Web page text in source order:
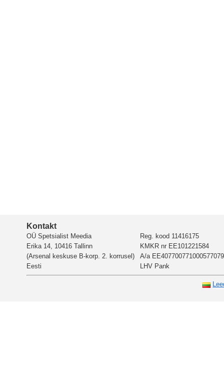
Kontakt
OÜ Spetsialist Meedia
Erika 14, 10416 Tallinn
(Arsenal keskuse B-korp. 2. korrusel)
Eesti
Reg. kood 11416175
KMKR nr EE101221584
A/a EE407700771000577079
LHV Pank